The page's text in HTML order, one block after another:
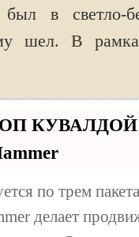
в светло-
шел. В
КУВАЛДОЙ
по трем
делает